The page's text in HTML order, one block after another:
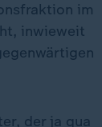
im
inwieweit
der ja qua